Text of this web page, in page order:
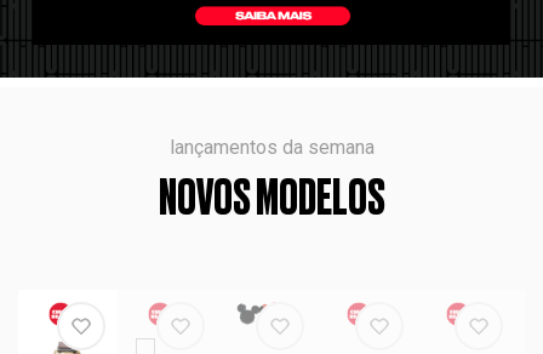
lançamentos da semana
NOVOS MODELOS